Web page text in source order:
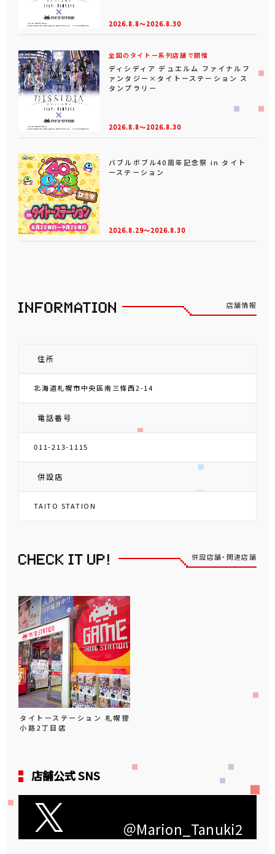
2026.8.8～2026.8.30
全国のタイトー系列店舗で開催
ディシディア デュエルム ファイナルフ
ァンタジー×タイトーステーション ス
タンプラリー
2026.8.8～2026.8.30
バブルボブル40周年記念祭 in タイト
ーステーション
2026.8.29～2026.8.30
店舗情報
住所
北海道札幌市中央區南三條西2-14
電話番号
011-213-1115
併設店
TAITO STATION
併設店舗・関連店舗
タイトーステーション 札幌狸
小路2丁目店
店舗公式 SNS
＠Marion_Tanuki2